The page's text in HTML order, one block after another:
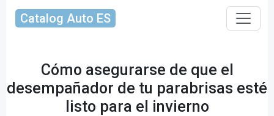
Catalog Auto ES
Cómo asegurarse de que el
desempañador de tu parabrisas esté
listo para el invierno